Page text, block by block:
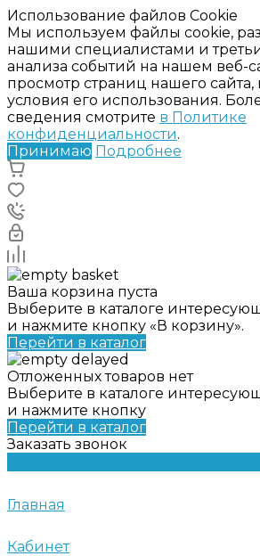
Использование файлов Cookie
Мы используем файлы cookie,
нашими специалистами и
анализа событий на нашем веб-
просмотр страниц нашего
условия его использования.
сведения смотрите в Политике
конфиденциальности.
Принимаю Подробнее
Ваша корзина пуста
Выберите в каталоге
и нажмите кнопку «В корзину».
Перейти в каталог
Отложенных товаров нет
Выберите в каталоге
и нажмите кнопку
Перейти в каталог
Заказать звонок
Главная
Кабинет